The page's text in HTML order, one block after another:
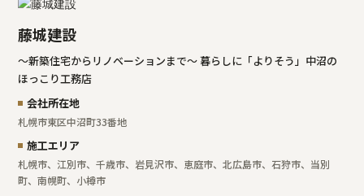
藤城建設
～新築住宅からリノベーションまで～ 暮らしに「よりそう」中沼の
ほっこり工務店
会社所在地
札幌市東区中沼町33番地
施工エリア
札幌市、江別市、千歳市、岩見沢市、恵庭市、北広島市、石狩市、当別
町、南幌町、小樽市